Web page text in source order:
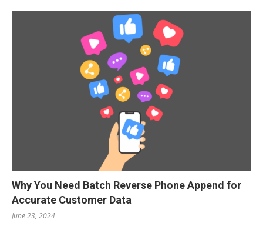
Why You Need Batch Reverse Phone Append for
Accurate Customer Data
June 23, 2024